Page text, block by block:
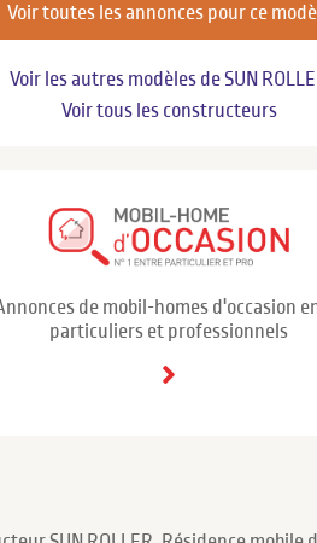
Voir toutes les annonces pour ce
Voir les autres modèles de SUN
Voir tous les constructeurs
de mobil-homes d'occasion
particuliers et professionnels